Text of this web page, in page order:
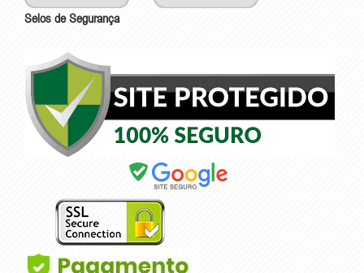
Selos de Segurança